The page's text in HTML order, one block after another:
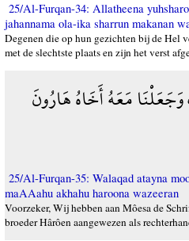
25/Al-Furqan-34: Allatheena
jahannama ola-ika sharrun makanan
Degenen die op hun gezichten bij de Hel
met de slechtste plaats en zijn het verst
مَعَهُ أَخَاهُ هَارُونَ
25/Al-Furqan-35: Walaqad atayna
maAAahu akhahu haroona wazeeran
Voorzeker, Wij hebben aan Môesa de
broeder Hârôen aangewezen als